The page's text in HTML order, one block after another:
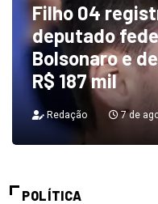
Filho 04
deputado
Bolsonaro e
R$ 187 mil
Redação 7 de
POLÍTICA